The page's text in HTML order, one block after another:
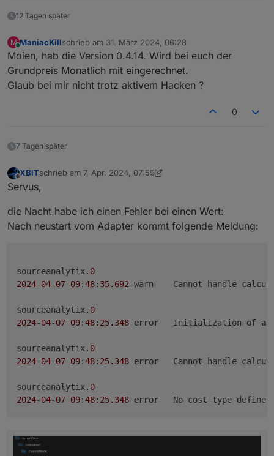
12 Tagen später
M
Online
ManiacKillschrieb am 31. März 2024, 06:28
zuletzt editiert von
Moien, hab die Version 0.4.14. Wird bei euch der
Grundpreis Monatlich mit eingerechnet.
Glaub bei mir nicht trotz aktivem Hacken ?
0
7 Tagen später
XBiTschrieb am 7. Apr. 2024, 07:59
zuletzt editiert von XBiT 4. Juli 2024, 12:35
Servus,
die Nacht habe ich einen Fehler bei einen Wert:
Nach neustart vom Adapter kommt folgende Meldung:
sourceanalytix. 0
2024-04-07 09:48: 35.692
warn	Cannot handle
sourceanalytix. 0
2024-04-07 09:48: 25.348 error
	Initialization
of
sourceanalytix. 0
2024-04-07 09:48: 25.348 error
Cannot handle
sourceanalytix. 0
2024-04-07 09:48: 25.348 error
No cost type